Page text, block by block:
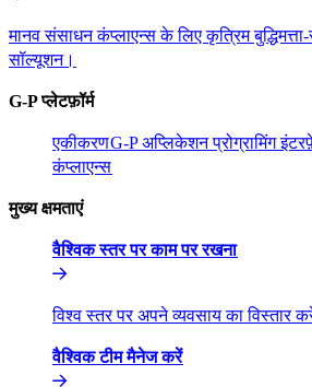
मानव संसाधन कंप्लाएन्स के लिए कृत्रिम
सॉल्यूशन।​​
G-P प्लेटफ़ॉर्म​​
एकीकरण​​G-P अप्लिकेशन प्रोग्रामिंग
कंप्लाएन्स​​
मुख्य क्षमताएं​​
वैश्विक स्तर पर काम पर रखना​​
विश्व स्तर पर अपने व्यवसाय का विस्तार
वैश्विक टीम मैनेज करें​​